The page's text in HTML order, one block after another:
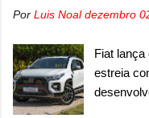
SUV, o
possui
com um
laterais.
unidades
dois
da
Por Luis Noal dezembro
Fiat lança
estreia